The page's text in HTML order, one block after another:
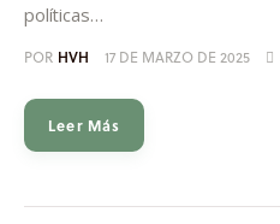
políticas…
POR HVH 17 DE MARZO DE 2025
Leer Más